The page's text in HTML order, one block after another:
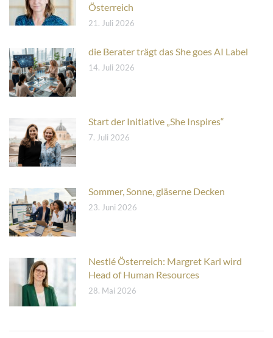
Österreich
21. Juli 2026
die Berater trägt das She goes AI Label
14. Juli 2026
Start der Initiative „She Inspires“
7. Juli 2026
Sommer, Sonne, gläserne Decken
23. Juni 2026
Nestlé Österreich: Margret Karl wird
Head of Human Resources
28. Mai 2026